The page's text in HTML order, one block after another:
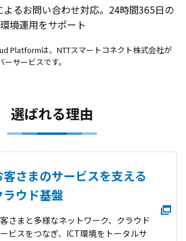
るお問い合わせ対応。24時間365日の
境運用をサポート
Platformは、NTTスマートコネクト株式会社が
サービスです。
選ばれる理由
客さまのサービスを支える
ラウド基盤
さまと多様なネットワーク、クラウド
ビスをつなぎ、ICT環境をトータルサ